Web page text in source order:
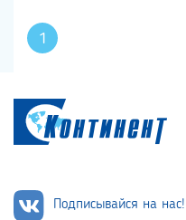
1
Подписывайся на нас!